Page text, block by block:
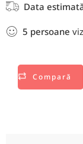
Data
5 persoane
Compară